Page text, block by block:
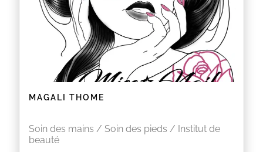
MAGALI THOME
Soin des mains / Soin des pieds / Institut de
beauté